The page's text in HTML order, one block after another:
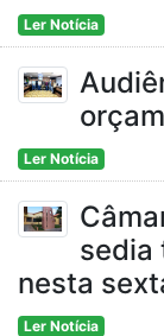
Ler Notícia
Ler Notícia
sedia
nesta
Ler Notícia